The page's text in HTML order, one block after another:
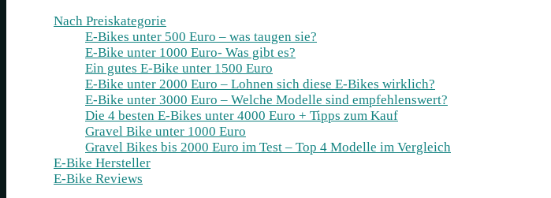
Nach Preiskategorie
E-Bikes unter 500 Euro – was taugen sie?
E-Bike unter 1000 Euro- Was gibt es?
Ein gutes E-Bike unter 1500 Euro
E-Bike unter 2000 Euro – Lohnen sich diese E-Bikes wirklich?
E-Bike unter 3000 Euro – Welche Modelle sind empfehlenswert?
Die 4 besten E‑Bikes unter 4000 Euro + Tipps zum Kauf
Gravel Bike unter 1000 Euro
Gravel Bikes bis 2000 Euro im Test – Top 4 Modelle im Vergleich
E-Bike Hersteller
E-Bike Reviews